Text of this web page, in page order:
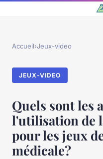
Accueil›Jeux-video
JEUX-VIDEO
Quels sont les
l'utilisation de
pour les jeux
médicale?